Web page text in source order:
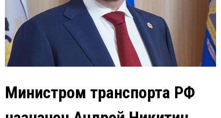
Министром транспорта РФ